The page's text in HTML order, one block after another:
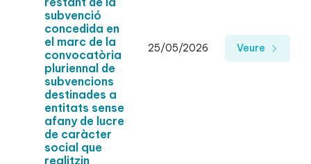
subvenció
concedida en
el marc de la
convocatòria
pluriennal de
subvencions
destinades a
entitats sense
afany de lucre
de caràcter
social que
realitzin
25/05/2026 Veure